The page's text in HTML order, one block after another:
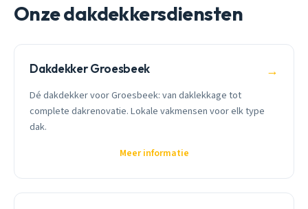
Onze dakdekkersdiensten
Dakdekker Groesbeek →
Dé dakdekker voor Groesbeek: van daklekkage tot
complete dakrenovatie. Lokale vakmensen voor elk type
dak.
Meer informatie